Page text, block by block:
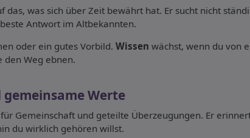
was sich über Zeit bewährt hat. Er sucht nicht
Antwort im Altbekannten.
oder ein gutes Vorbild. Wissen wächst, wenn du von
den Weg ebnen.
Werte
Gemeinschaft und geteilte Überzeugungen. Er
du wirklich gehören willst.